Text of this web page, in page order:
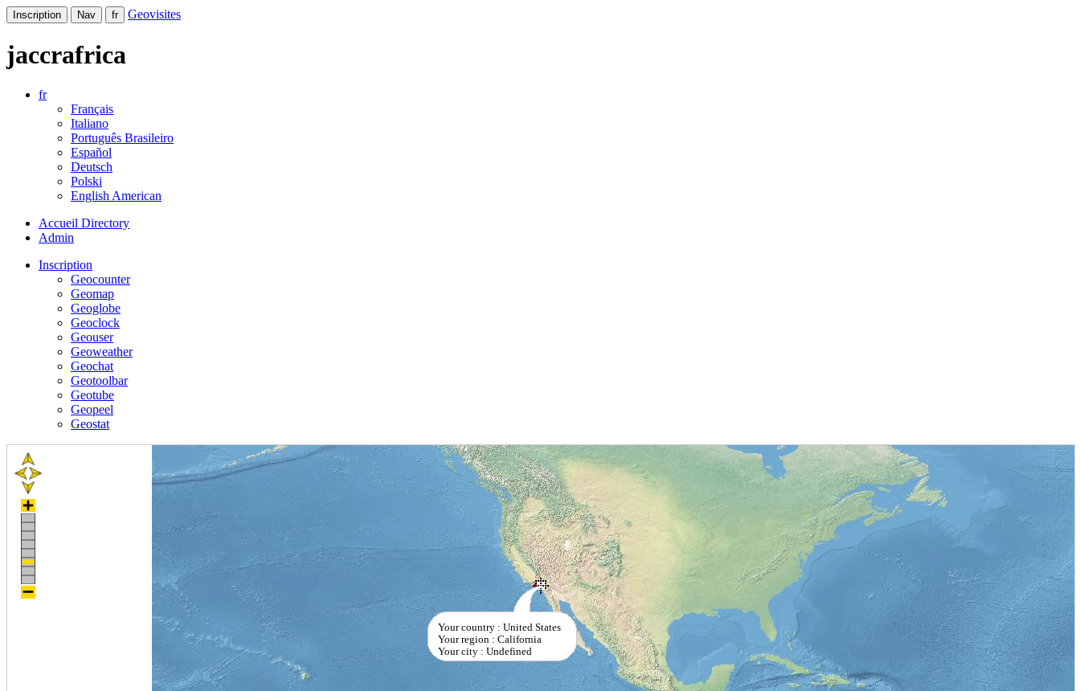
Inscription Nav fr Geovisites
jaccrafrica
fr
Français
Italiano
Português Brasileiro
Español
Deutsch
Polski
English American
Accueil Directory
Admin
Inscription
Geocounter
Geomap
Geoglobe
Geoclock
Geouser
Geoweather
Geochat
Geotoolbar
Geotube
Geopeel
Geostat
Your country : United States
Your region : California
Your city : Undefined